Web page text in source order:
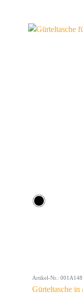
Artikel-Nr.: 001A148
Gürteltasche